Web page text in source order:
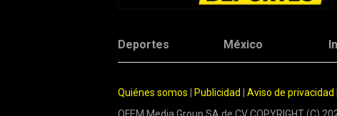
Deportes México
Quiénes somos Publicidad Aviso de privacidad